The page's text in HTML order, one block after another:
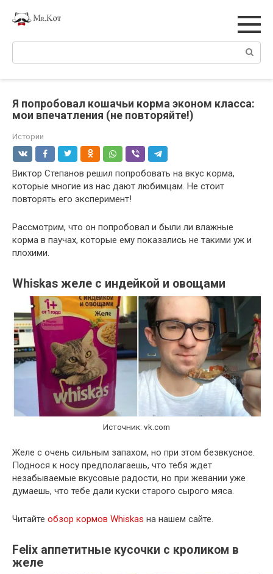
Поиск:
Я попробовал кошачьи корма эконом класса:
мои впечатления (не повторяйте!)
Истории
Виктор Степанов решил попробовать на вкус корма,
которые многие из нас дают любимцам. Не стоит
повторять его эксперимент!
Рассмотрим, что он попробовал и были ли влажные
корма в паучах, которые ему показались не такими уж и
плохими.
Whiskas желе с индейкой и овощами
Источник: vk.com
Желе с очень сильным запахом, но при этом безвкусное.
Поднося к носу предполагаешь, что тебя ждет
незабываемые вкусовые радости, но при жевании уже
думаешь, что тебе дали куски старого сырого мяса.
Читайте обзор кормов Whiskas на нашем сайте.
Felix аппетитные кусочки с кроликом в
желе